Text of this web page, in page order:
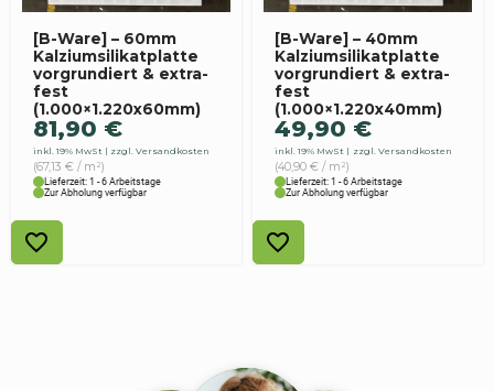
[B-Ware] – 60mm
Kalziumsilikatplatte
vorgrundiert & extra-
fest
(1.000×1.220x60mm)
81,90 €
inkl. 19% MwSt zzgl. Versandkosten
(67,13 € / m²)
Lieferzeit: 1 - 6 Arbeitstage
Zur Abholung verfügbar
[B-Ware] – 40mm
Kalziumsilikatplatte
vorgrundiert & extra-
fest
(1.000×1.220x40mm)
49,90 €
inkl. 19% MwSt zzgl. Versandkosten
(40,90 € / m²)
Lieferzeit: 1 - 6 Arbeitstage
Zur Abholung verfügbar